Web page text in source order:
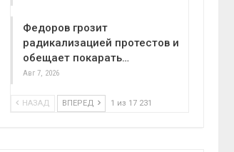
Федоров грозит
радикализацией протестов и
обещает покарать…
Авг 7, 2026
НАЗАД ВПЕРЕД 1 из 17 231